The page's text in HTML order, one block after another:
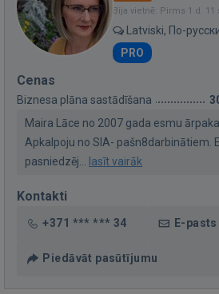
Bija vietnē: Pirms 1 d. 11
Latviski, По-
PRO
Cenas
Biznesa plāna sastādīšana
Maira Lāce no 2007 gada esmu
Apkalpoju no SIA- pašn8darbinātiem.
pasniedzēj...
lasīt vairāk
Kontakti
+371 *** *** 34 E-pasts
Piedāvāt pasūtījumu